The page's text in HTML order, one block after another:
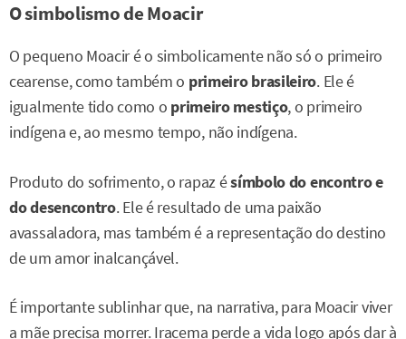
O simbolismo de Moacir
O pequeno Moacir é o simbolicamente não só o primeiro
cearense, como também o primeiro brasileiro. Ele é
igualmente tido como o primeiro mestiço, o primeiro
indígena e, ao mesmo tempo, não indígena.
Produto do sofrimento, o rapaz ésímbolo do encontro e
do desencontro. Ele é resultado de uma paixão
avassaladora, mas também é a representação do destino
de um amor inalcançável.
É importante sublinhar que, na narrativa, para Moacir viver
a mãe precisa morrer. Iracema perde a vida logo após dar à